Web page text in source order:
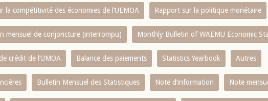
la compétitivité des économies de l‘UEMOA Rapport sur la politique monétaire
mensuel de conjoncture (interrompu) Monthly Bulletin of WAEMU Economic
crédit de l‘UMOA Balance des paiements Statistics Yearbook Autres
Bulletin Mensuel des Statistiques Note d’information Note